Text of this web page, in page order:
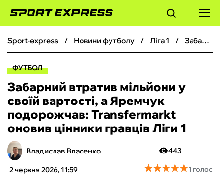
ФУТБОЛ
БОКС
ХОКЕЙ
ТЕНІС
sport-express новини футболу ліга 1 Забарний втратив мільйони у своїй вартості, а Яремчук подорожчав: Transfermarkt оновив цінники гравців Ліги 1
ФУТБОЛ
Забарний втратив мільйони у
своїй вартості, а Яремчук
подорожчав: Transfermarkt
оновив цінники гравців Ліги 1
Владислав Власенко
2 червня 2026, 11:59
443
★★★★★
★★★★★1 голос